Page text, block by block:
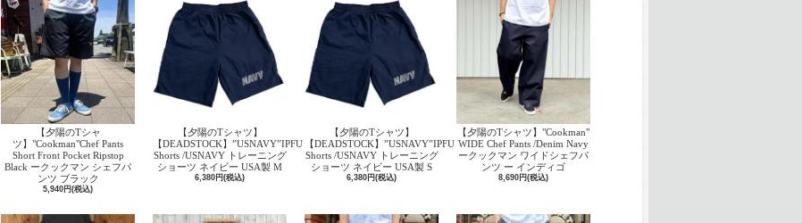
【夕陽のTシャ
ツ】"Cookman"Chef Pants
Short Front Pocket Ripstop
Black ークックマン シェフパ
ンツ ブラック
5,940円(税込)
【夕陽のTシャツ】
【DEADSTOCK】”USNAVY”IPFU
Shorts /USNAVY トレーニング
ショーツ ネイビー USA製 M
6,380円(税込)
【夕陽のTシャツ】
【DEADSTOCK】”USNAVY”IPFU
Shorts /USNAVY トレーニング
ショーツ ネイビー USA製 S
6,380円(税込)
【夕陽のTシャツ】"Cookman"
WIDE Chef Pants /Denim Navy
ークックマン ワイドシェフパ
ンツ ー インディゴ
8,690円(税込)